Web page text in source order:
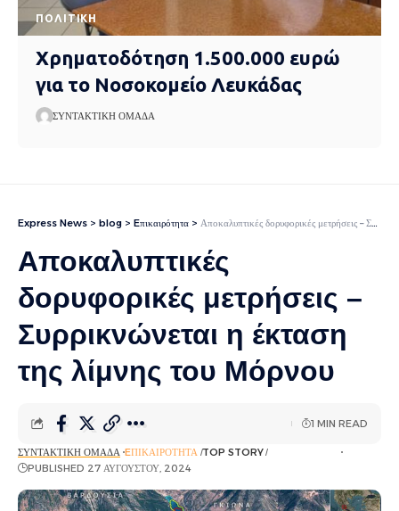
ΠΟΛΙΤΙΚΉ
Χρηματοδότηση 1.500.000 ευρώ
για το Νοσοκομείο Λευκάδας
ΣΥΝΤΑΚΤΙΚΉ ΟΜΆΔΑ
Express News > blog > Eπικαιρότητα > Αποκαλυπτικές δορυφορικές μετρήσεις – Συρρικνώνεται η έκταση της λίμνης του Μόρνου
Αποκαλυπτικές
δορυφορικές μετρήσεις –
Συρρικνώνεται η έκταση
της λίμνης του Μόρνου
ΣΥΝΤΑΚΤΙΚΉ ΟΜΆΔΑ EΠΙΚΑΙΡΌΤΗΤΑ TOP STORY ΡΟΉ ΕΙΔΉΣΕΩΝ
PUBLISHED 27 ΑΥΓΟΎΣΤΟΥ, 2024
1 MIN READ